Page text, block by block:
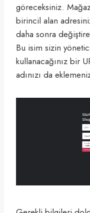
göreceksiniz.
birincil alan
daha sonra
Bu isim sizin
kullanacağınız bir
adınızı da